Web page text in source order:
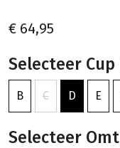
€ 64,95
Selecteer
B C D E
Selecteer